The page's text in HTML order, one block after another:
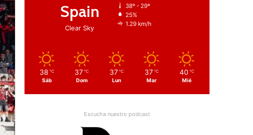
Spain
Clear Sky
38º - 29º
25%
1.29 km/h
38 ℃
Sáb
37 ℃
Dom
37 ℃
Lun
37 ℃
Mar
40 ℃
Mié
Escucha nuestro podcast